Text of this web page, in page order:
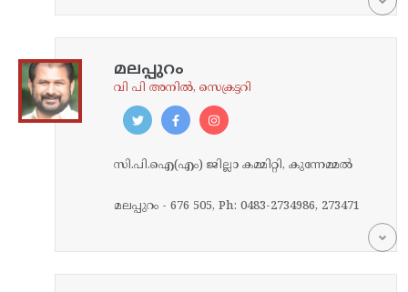
മലപ്പുറം
വി പി അനിൽ, സെക്രട്ടറി
സി.പി.ഐ(എം) ജില്ലാ കമ്മിറ്റി, കുന്നേമ്മല്‍
മലപ്പുറം - 676 505, Ph: 0483-2734986, 273471